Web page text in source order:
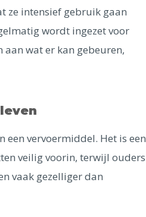
ze intensief gebruik gaan
wordt ingezet voor
aan wat er kan gebeuren,
een vervoermiddel. Het is een
veilig voorin, terwijl ouders
vaak gezelliger dan